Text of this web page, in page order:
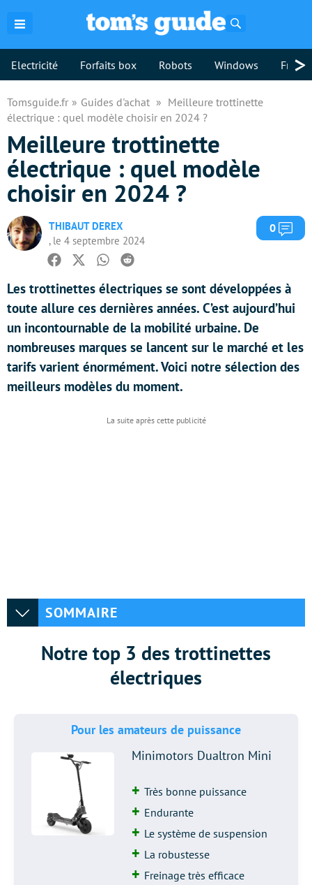
Electricité Forfaits box Robots Windows >
Tomsguide.fr Guides d'achat
Meilleure trottinette
électrique : quel modèle choisir en 2024 ?
Meilleure trottinette
électrique : quel modèle
choisir en 2024 ?
THIBAUT DEREX
, le 4 septembre 2024
0
Facebook
TwitterWhatsapp
Reddit
Les trottinettes électriques se sont développées à
toute allure ces dernières années. C’est aujourd’hui
un incontournable de la mobilité urbaine. De
nombreuses marques se lancent sur le marché et les
tarifs varient énormément. Voici notre sélection des
meilleurs modèles du moment.
SOMMAIRE
Notre top 3 des trottinettes
électriques
Pour les amateurs de puissance
Minimotors Dualtron Mini
Très bonne puissance
Endurante
Le système de suspension
La robustesse
Freinage très efficace